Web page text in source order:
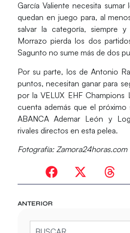
García Valiente necesita sumar
quedan en juego para, al
salvar la categoría, siempre
Morrazo pierda los dos
Sagunto no sume más de dos
Por su parte, los deAntonio
puntos, necesitan ganar para
por la VELUX EHF Champions
cuenta además que el próximo
ABANCA Ademar León y
rivales directos en esta pelea.
Fotografía: Zamora24horas.com
ANTERIOR